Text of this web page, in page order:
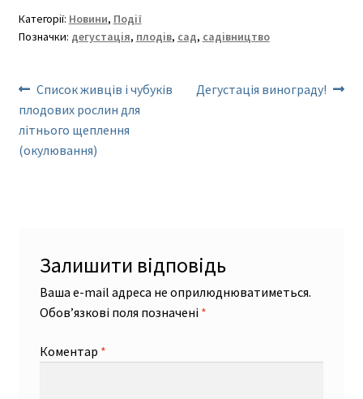
Категорії: Новини, Події
Позначки: дегустація, плодів, сад, садівництво
Список живців і чубуків
плодових рослин для
літнього щеплення
(окулювання)
Дегустація винограду!
Залишити відповідь
Ваша e-mail адреса не оприлюднюватиметься.
Обов’язкові поля позначені *
Коментар *